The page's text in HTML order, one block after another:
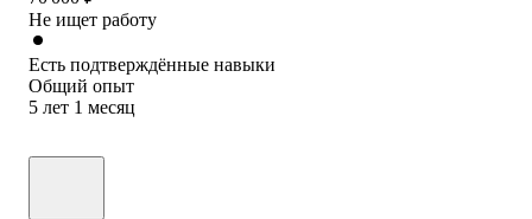
Не ищет работу
Есть подтверждённые навыки
Общий опыт
5 лет 1 месяц